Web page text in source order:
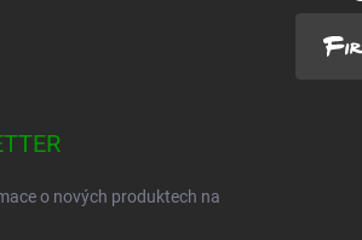
o nových produktech na